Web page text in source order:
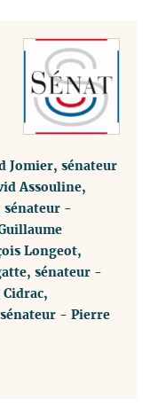
Jomier, sénateur
Assouline,
sénateur -
Longeot,
sénateur -
-Pierre